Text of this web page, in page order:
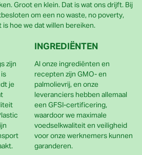
Groot en klein. Dat is wat ons drijft. Bij
om een no waste, no poverty,
is hoe we dat willen bereiken.
zijn
je
INGREDIËNTEN
Al onze ingrediënten en
recepten zijn GMO- en
palmolievrij, en onze
leveranciers hebben allemaal
een GFSI-certificering,
waardoor we maximale
voedselkwaliteit en veiligheid
voor onze werknemers kunnen
garanderen.